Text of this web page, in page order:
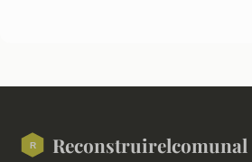
Reconstruirelcomunal